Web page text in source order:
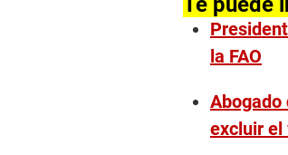
la FAO
Abogado
excluir el